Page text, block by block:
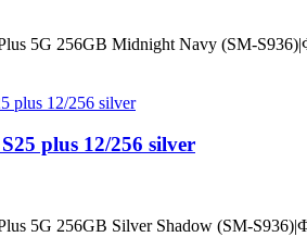
5G 256GB Midnight Navy (SM-
plus 12/256 silver
5G 256GB Silver Shadow (SM-